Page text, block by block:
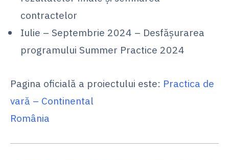
contractelor
Iulie – Septembrie 2024 – Desfășurarea
programului Summer Practice 2024
Pagina oficială a proiectului este: Practica de
vară – Continental
România